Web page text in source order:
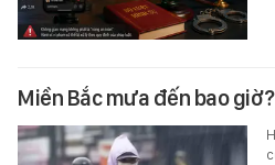
Miền Bắc mưa đến bao giờ?